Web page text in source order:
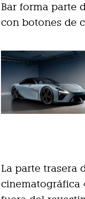
Bar forma parte
con botones de
La parte trasera
cinematográfica